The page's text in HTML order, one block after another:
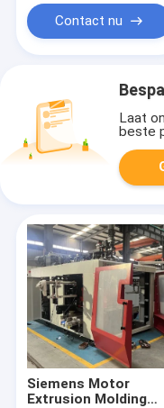
Contact nu
Laat
beste
Siemens Motor
Extrusion Molding